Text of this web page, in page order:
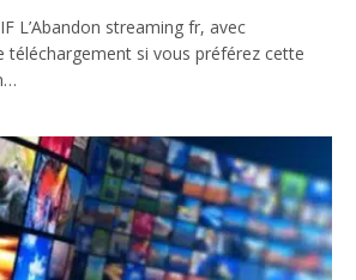
L’Abandon streaming fr, avec
téléchargement si vous préférez cette